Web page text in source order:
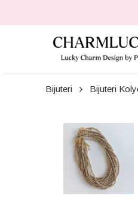
Bijuteri Bijuteri